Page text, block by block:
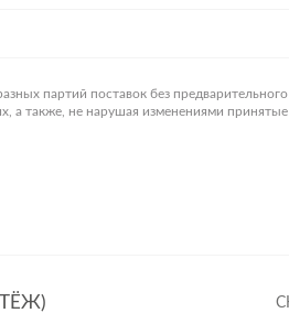
партий поставок без
а также, не нарушая изменениями